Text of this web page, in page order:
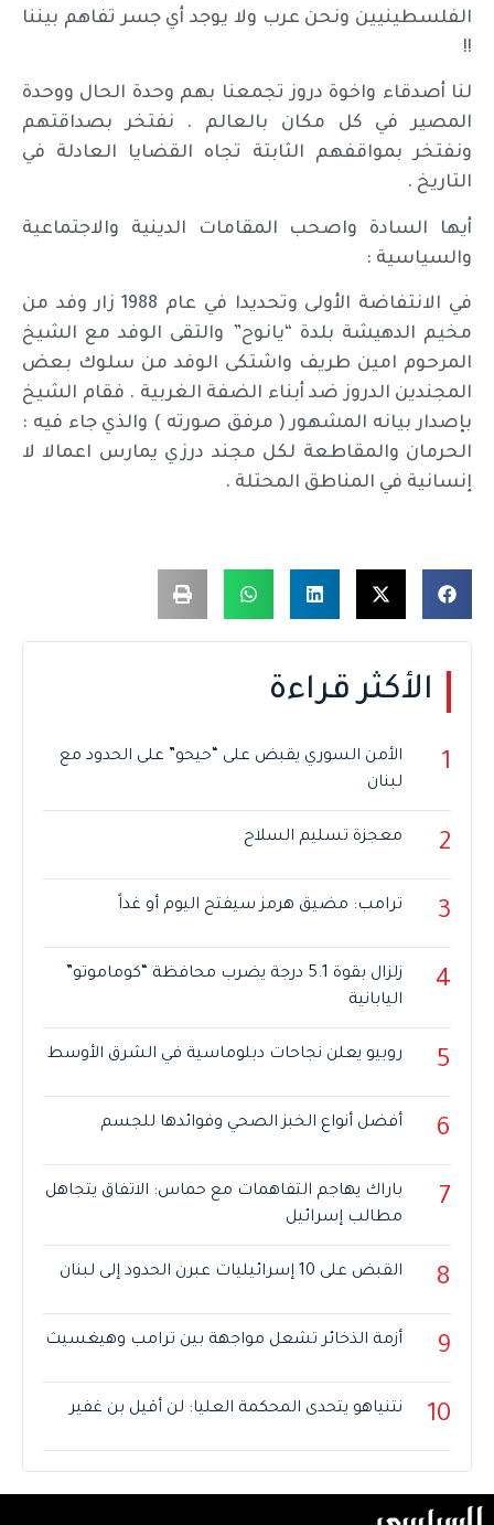
الفلسطينيين ونحن عرب ولا يوجد أي جسر تفاهم بيننا
!!
لنا أصدقاء واخوة دروز تجمعنا بهم وحدة الحال ووحدة
المصير في كل مكان بالعالم . نفتخر بصداقتهم
ونفتخر بمواقفهم الثابتة تجاه القضايا العادلة في
التاريخ .
أيها السادة واصحب المقامات الدينية والاجتماعية
والسياسية :
في الانتفاضة الأولى وتحديدا في عام 1988 زار وفد من
مخيم الدهيشة بلدة “يانوح” والتقى الوفد مع الشيخ
المرحوم امين طريف واشتكى الوفد من سلوك بعض
المجندين الدروز ضد أبناء الضفة الغربية . فقام الشيخ
بإصدار بيانه المشهور ( مرفق صورته ) والذي جاء فيه :
الحرمان والمقاطعة لكل مجند درزي يمارس اعمالا لا
إنسانية في المناطق المحتلة .
الأكثر قراءة
1
الأمن السوري يقبض على “حيحو” على الحدود مع
لبنان
2 معجزة تسليم السلاح
3 ترامب: مضيق هرمز سيفتح اليوم أو غداً
4
زلزال بقوة 5.1 درجة يضرب محافظة “كوماموتو”
اليابانية
5 روبيو يعلن نجاحات دبلوماسية في الشرق الأوسط
6 أفضل أنواع الخبز الصحي وفوائدها للجسم
7
باراك يهاجم التفاهمات مع حماس: الاتفاق يتجاهل
مطالب إسرائيل
8 القبض على 10 إسرائيليات عبرن الحدود إلى لبنان
9 أزمة الذخائر تشعل مواجهة بين ترامب وهيغسيث
10 نتنياهو يتحدى المحكمة العليا: لن أقيل بن غفير